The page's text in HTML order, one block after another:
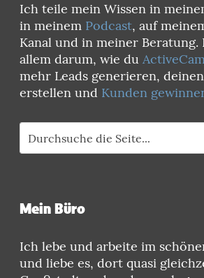
Ich teile mein Wissen in
in meinem Podcast, auf
Kanal und in meiner Beratung.
allem darum, wie du
mehr Leads generieren, deinen
erstellen und Kunden
Mein Büro
Ich lebe und arbeite im
und liebe es, dort quasi